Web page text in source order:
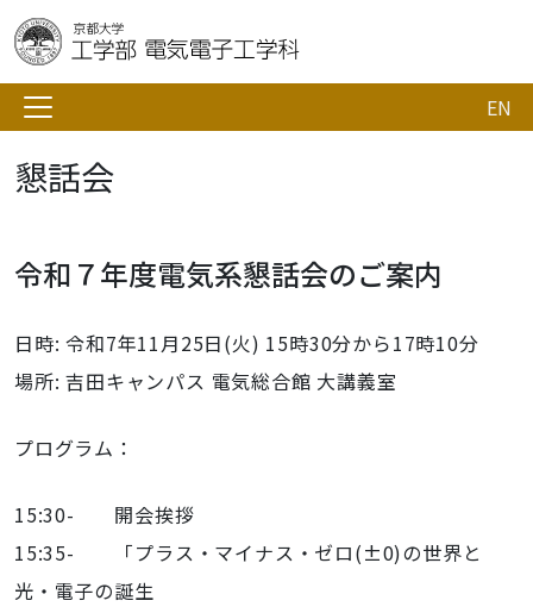
EN
懇話会
令和７年度電気系懇話会のご案内
日時: 令和7年11月25日(火) 15時30分から17時10分
場所: 吉田キャンパス 電気総合館 大講義室
プログラム：
15:30- 開会挨拶
15:35- 「プラス・マイナス・ゼロ(±0)の世界と
光・電子の誕生